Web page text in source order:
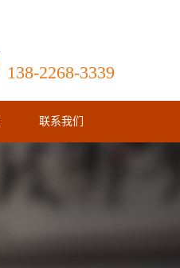
138-2268-3339
联系我们